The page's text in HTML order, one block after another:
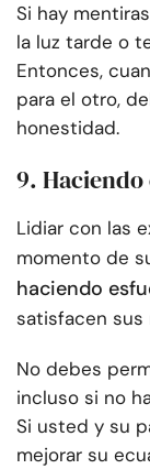
Si hay
la luz tarde o
Entonces,
para el otro,
honestidad.
9.
Lidiar con las
momento de
haciendo
satisfacen sus
No debes
incluso si no
Si usted y su
mejorar su